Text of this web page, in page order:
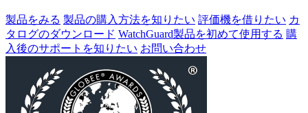
製品をみる 製品の購入方法を知りたい 評価機を借りたい カ
タログのダウンロード WatchGuard製品を初めて使用する 購
入後のサポートを知りたい お問い合わせ